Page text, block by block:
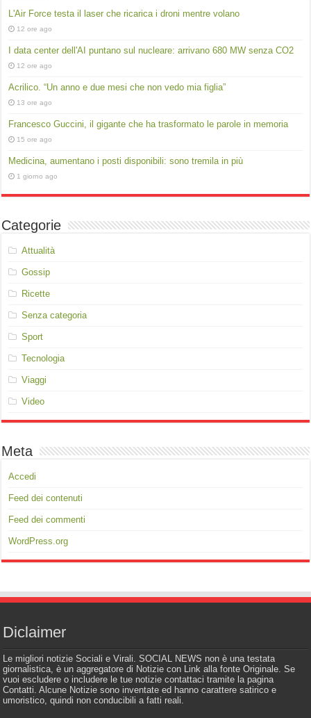
L'Air Force testa il laser che ricarica i droni mentre volano
12 ore ago
I data center dell'AI puntano sul nucleare: arrivano 680 MW senza CO2
12 ore ago
Acrilico. “Un anno e due mesi che non vedo mia figlia”
13 ore ago
Francesco Guccini, il gigante che ha trasformato le parole in memoria
15 ore ago
Medicina, aumentano i posti disponibili: sono tremila in più
1 giorno ago
Categorie
Attualità
Gossip
Ricette
Senza categoria
Sport
Tecnologia
Viaggi
Video
Meta
Accedi
Feed dei contenuti
Feed dei commenti
WordPress.org
Diclaimer
Le migliori notizie Sociali e Virali. SOCIAL NEWS non è una testata
giornalistica, è un aggregatore di Notizie con Link alla fonte Originale. Se
vuoi escludere o includere le tue notizie contattaci tramite la pagina
Contatti. Alcune Notizie sono inventate ed hanno carattere satirico e
umoristico, quindi non conducibili a fatti reali.